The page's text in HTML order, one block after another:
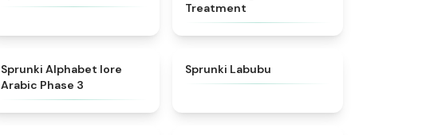
Treatment
Sprunki Alphabet lore
Arabic Phase 3
Sprunki Labubu